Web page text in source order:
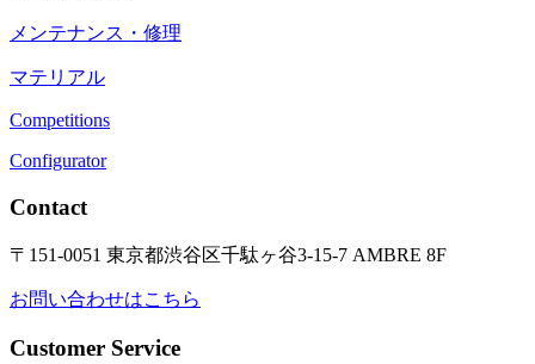
メンテナンス・修理
マテリアル
Competitions
Configurator
Contact
〒151-0051 東京都渋谷区千駄ヶ谷3-15-7 AMBRE 8F
お問い合わせはこちら
Customer Service